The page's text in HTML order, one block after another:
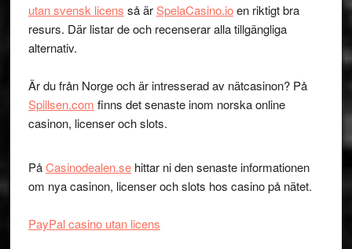
utan svensk licens så ärSpelaCasino.ioen riktigt bra
resurs. Där listar de och recenserar alla tillgängliga
alternativ.
Är du från Norge och är intresserad av nätcasinon? På
Spillsen.com finns det senaste inom norska online
casinon, licenser och slots.
PåCasinodealen.sehittar ni den senaste informationen
om nya casinon, licenser och slots hos casino på nätet.
PayPal casino utan licens